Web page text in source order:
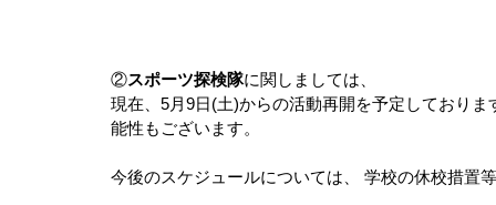
②スポーツ探検隊に関しましては、
現在、5月9日(土)からの活動再開を予定しており
能性もございます。
今後のスケジュールについては、 学校の休校措置